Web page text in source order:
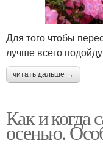
Для того чтобы
лучше всего
читать дальше →
Как и когда
осенью.